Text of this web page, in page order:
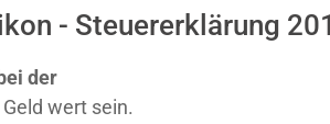
- Steuererklärung
der
wert sein.